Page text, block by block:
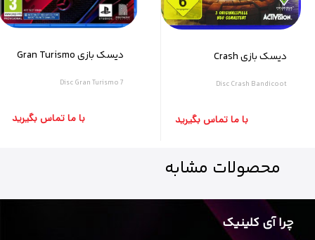
دیسک بازی Crash
Bandicoot
Disc Crash Bandicoot
با ما تماس بگیرید
دیسک بازی Gran Turismo
7
Disc Gran Turismo 7
با ما تماس بگیرید
محصولات مشابه
چرا آی کلینیک